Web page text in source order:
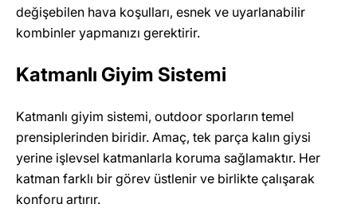
değişebilen hava koşulları, esnek ve uyarlanabilir
kombinler yapmanızı gerektirir.
Katmanlı Giyim Sistemi
Katmanlı giyim sistemi, outdoor sporların temel
prensiplerinden biridir. Amaç, tek parça kalın giysi
yerine işlevsel katmanlarla koruma sağlamaktır. Her
katman farklı bir görev üstlenir ve birlikte çalışarak
konforu artırır.